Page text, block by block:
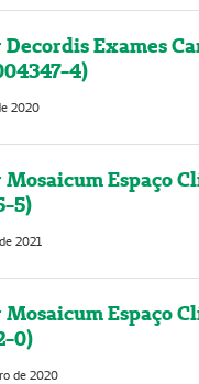
Decordis Exames
4)
2020
Mosaicum Espaço
5)
2021
Mosaicum Espaço
0)
de 2020